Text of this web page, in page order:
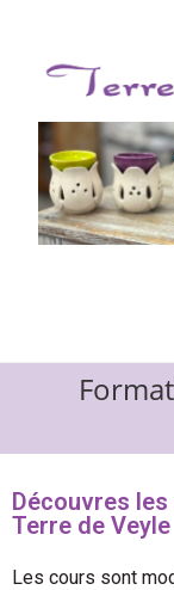
Découvres
Terre de Veyle
Les cours sont